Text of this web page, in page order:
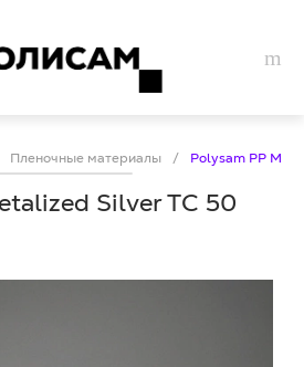
Пленочные материалы / Polysam PP
Silver TC 50